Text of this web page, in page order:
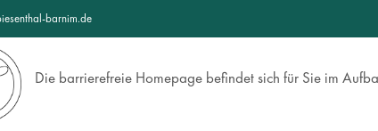
dolor sit amet:
barnim.de
Die barrierefreie Homepage befindet sich für Sie im